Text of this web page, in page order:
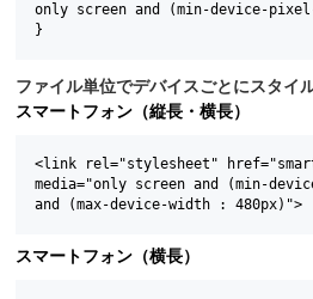
only screen and (min-device-
ファイル単位でデバイスごとにスタイ
スマートフォン（縦長・横長）
<link rel="stylesheet"
media="only screen and (min-
スマートフォン（横長）